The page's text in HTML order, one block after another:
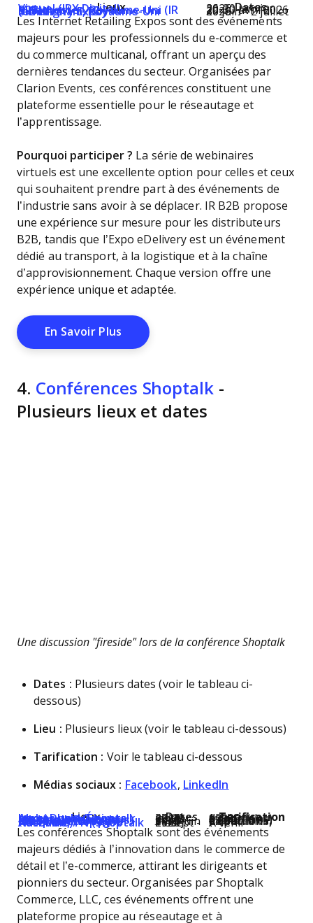
Lieux Dates
Virtuel (IRX Digital) 26-30 janvier 2026
Manchester, Royaume-Uni (IR B2B) 29-30 avril 2026
Birmingham, Royaume-Uni (eDelivery Expo)
30 juin - 2 juillet 2026
Les Internet Retailing Expos sont des événements
majeurs pour les professionnels du e-commerce et
du commerce multicanal, offrant un aperçu des
dernières tendances du secteur. Organisées par
Clarion Events, ces conférences constituent une
plateforme essentielle pour le réseautage et
l’apprentissage.
Pourquoi participer ? La série de webinaires
virtuels est une excellente option pour celles et ceux
qui souhaitent prendre part à des événements de
l’industrie sans avoir à se déplacer. IR B2B propose
une expérience sur mesure pour les distributeurs
B2B, tandis que l’Expo eDelivery est un événement
dédié au transport, à la logistique et à la chaîne
d’approvisionnement. Chaque version offre une
expérience unique et adaptée.
En Savoir Plus Opens New Window
4. Conférences Shoptalk-
Plusieurs lieux et dates
Une discussion "fireside" lors de la conférence Shoptalk
Dates : Plusieurs dates (voir le tableau ci-
dessous)
Lieu : Plusieurs lieux (voir le tableau ci-dessous)
Tarification : Voir le tableau ci-dessous
Médias sociaux : Facebook, LinkedIn
Lieux Dates Tarification
Abou Dhabi, Émirats arabes unis (Shoptalk Luxe) 27-29 janvier 2026 $2995 (réductions disponibles)
Las Vegas, Nevada (Shoptalk Printemps) 24-26 mars 2026 $3545 (réductions disponibles)
Barcelone, Espagne (Shoptalk Europe) 9-11 juin 2026 €2,500 (réductions disponibles)
Nashville, TN (Shoptalk Automne) 29 sept - 1 oct 2026
À venir
Les conférences Shoptalk sont des événements
majeurs dédiés à l’innovation dans le commerce de
détail et l’e-commerce, attirant les dirigeants et
pionniers du secteur. Organisées par Shoptalk
Commerce, LLC, ces événements offrent une
plateforme propice au réseautage et à